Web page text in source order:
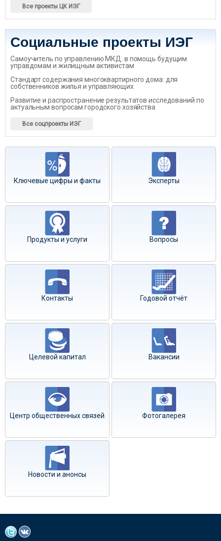
Все проекты ЦК ИЭГ
Социальные проекты ИЭГ
Самоучитель по управлению МКД: в помощь будущим
управдомам и жилищным активистам
Стандарт содержания многоквартирного дома: для
собственников жилья и управляющих
Развитие и распространение результатов исследований по
актуальным вопросам городского хозяйства
Все соцпроекты ИЭГ
Ключевые цифры и факты Эксперты
Продукты и услуги Вопросы
Контакты Годовой отчёт
Целевой капитал Вакансии
Центр общественных связей Фотогалерея
Новости и анонсы